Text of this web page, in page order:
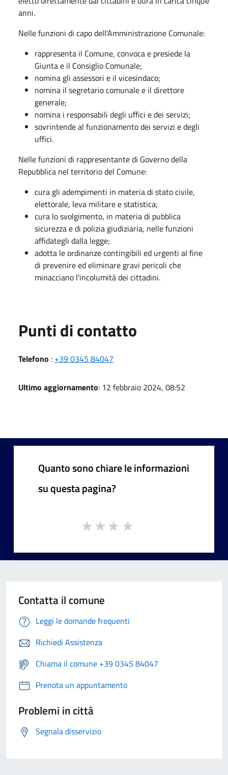
anni.
Nelle funzioni di capo dell'Amministrazione Comunale:
rappresenta il Comune, convoca e presiede la
Giunta e il Consiglio Comunale;
nomina gli assessori e il vicesindaco;
nomina il segretario comunale e il direttore
generale;
nomina i responsabili degli uffici e dei servizi;
sovrintende al funzionamento dei servizi e degli
uffici.
Nelle funzioni di rappresentante di Governo della
Repubblica nel territorio del Comune:
cura gli adempimenti in materia di stato civile,
elettorale, leva militare e statistica;
cura lo svolgimento, in materia di pubblica
sicurezza e di polizia giudiziaria, nelle funzioni
affidategli dalla legge;
adotta le ordinanze contingibili ed urgenti al fine
di prevenire ed eliminare gravi pericoli che
minacciano l'incolumità dei cittadini.
Punti di contatto
Telefono : +39 0345 84047
Ultimo aggiornamento: 12 febbraio 2024, 08:52
Quanto sono chiare le informazioni
su questa pagina?
Contatta il comune
Leggi le domande frequenti
Richiedi Assistenza
Chiama il comune +39 0345 84047
Prenota un appuntamento
Problemi in città
Segnala disservizio